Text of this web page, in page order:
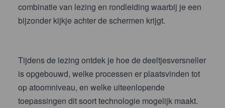
combinatie van lezing en rondleiding waarbij je een
bijzonder kijkje achter de schermen krijgt.
Tijdens de lezing ontdek je hoe de deeltjesversneller
is opgebouwd, welke processen er plaatsvinden tot
op atoomniveau, en welke uiteenlopende
toepassingen dit soort technologie mogelijk maakt.